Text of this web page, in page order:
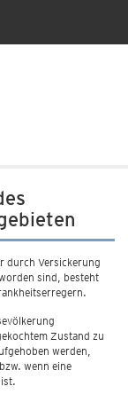
durch Versickerung
sind, besteht
Zustand zu
werden,
wenn eine